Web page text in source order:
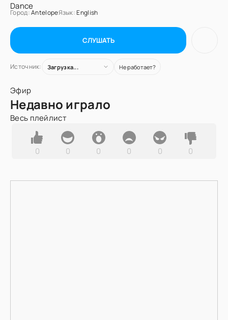
Город:AntelopeЯзык:English
СЛУШАТЬ
Источник: Загрузка... Не работает?
Эфир
Недавно играло
Весь плейлист
0 0 0 0 0 0